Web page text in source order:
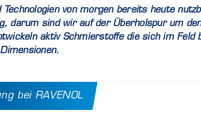
von morgen bereits heute
darum sind wir auf der Überholspur um
aktiv Schmierstoffe die sich im Feld
bei RAVENOL